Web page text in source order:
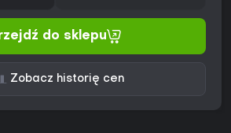
do sklepu
Zobacz historię cen